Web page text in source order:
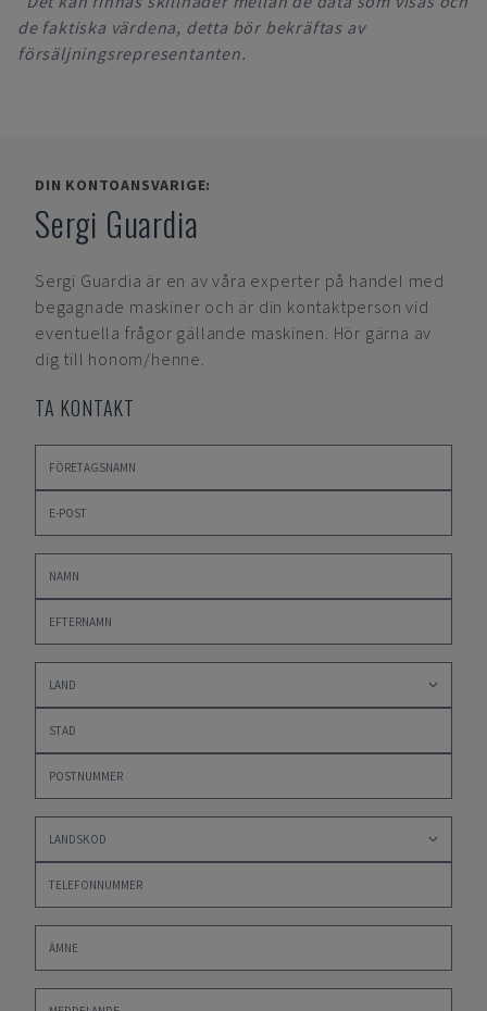
de faktiska värdena, detta bör bekräftas av
försäljningsrepresentanten.
DIN KONTOANSVARIGE:
Sergi Guardia
Sergi Guardia är en av våra experter på handel med
begagnade maskiner och är din kontaktperson vid
eventuella frågor gällande maskinen. Hör gärna av
dig till honom/henne.
TA KONTAKT